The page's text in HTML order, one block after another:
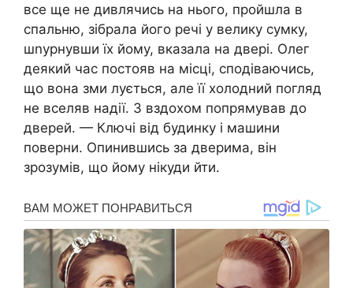
все ще не дивлячись на нього, пройшла в
спальню, зібрала його речі у велику сумку,
шnурнувши їх йому, вказала на двері. Олег
деякий час постояв на місці, сподіваючись,
що вона зми лується, але її холодний погляд
не вселяв надії. З вздохом попрямував до
дверей. — Ключі від будинку і машини
поверни. Опинившись за дверима, він
зрозумів, що йому нікуди йти.